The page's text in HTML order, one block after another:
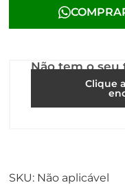
Não tem o seu
Clique
SKU: Não aplicável